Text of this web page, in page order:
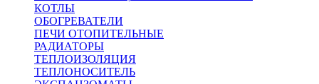
КОТЛЫ
ОБОГРЕВАТЕЛИ
ПЕЧИ ОТОПИТЕЛЬНЫЕ
РАДИАТОРЫ
ТЕПЛОИЗОЛЯЦИЯ
ТЕПЛОНОСИТЕЛЬ